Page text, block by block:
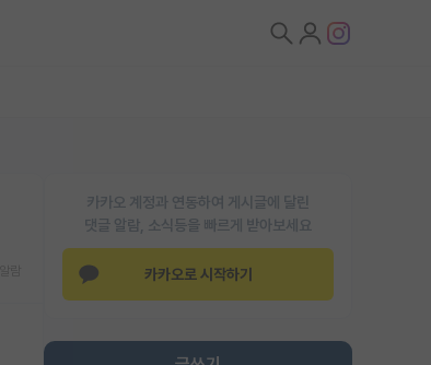
카카오 계정과 연동하여 게시글에 달린
댓글 알람, 소식등을 빠르게 받아보세요
카카오로 시작하기